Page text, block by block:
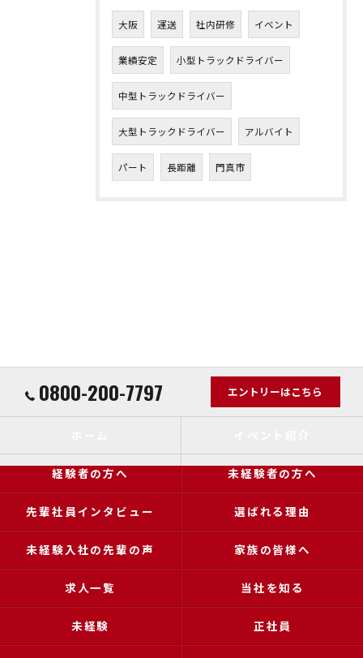
大阪 運送 社内研修 イベント
業績安定 小型トラックドライバー
中型トラックドライバー
大型トラックドライバー アルバイト
パート 長距離 門真市
0800-200-7797 エントリーはこちら
経験者の方へ 未経験者の方へ
先輩社員インタビュー 選ばれる理由
未経験入社の先輩の声 家族の皆様へ
求人一覧 当社を知る
未経験 正社員